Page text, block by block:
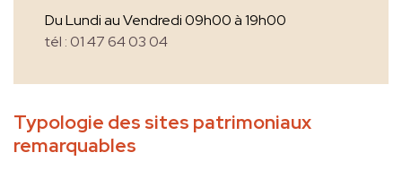
Du Lundi au Vendredi 09h00 à 19h00
tél : 01 47 64 03 04
Typologie des sites patrimoniaux
remarquables